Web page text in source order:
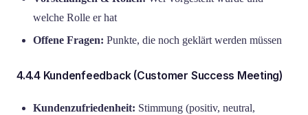
welche Rolle er hat
Offene Fragen: Punkte, die noch geklärt werden müssen
4.4.4 Kundenfeedback (Customer Success Meeting)
Kundenzufriedenheit: Stimmung (positiv, neutral,